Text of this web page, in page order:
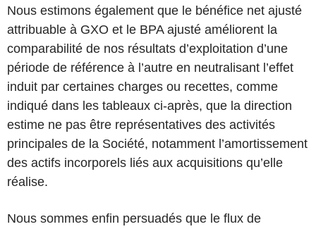
Nous estimons également que le bénéfice net ajusté
attribuable à GXO et le BPA ajusté améliorent la
comparabilité de nos résultats d’exploitation d’une
période de référence à l’autre en neutralisant l’effet
induit par certaines charges ou recettes, comme
indiqué dans les tableaux ci-après, que la direction
estime ne pas être représentatives des activités
principales de la Société, notamment l’amortissement
des actifs incorporels liés aux acquisitions qu’elle
réalise.
Nous sommes enfin persuadés que le flux de